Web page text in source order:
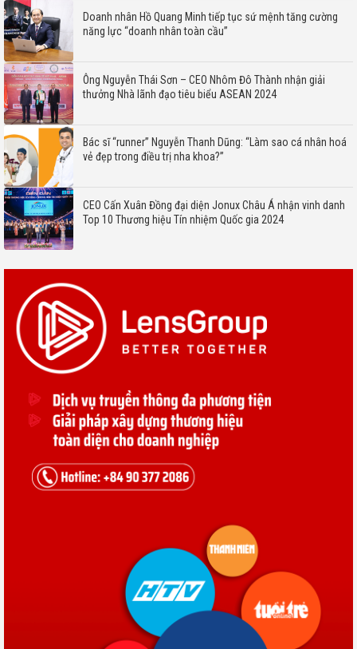
Doanh nhân Hồ Quang Minh tiếp tục sứ mệnh tăng cường
năng lực “doanh nhân toàn cầu”
Ông Nguyễn Thái Sơn – CEO Nhôm Đô Thành nhận giải
thưởng Nhà lãnh đạo tiêu biểu ASEAN 2024
Bác sĩ “runner” Nguyễn Thanh Dũng: “Làm sao cá nhân hoá
vẻ đẹp trong điều trị nha khoa?”
CEO Cấn Xuân Đồng đại diện Jonux Châu Á nhận vinh danh
Top 10 Thương hiệu Tín nhiệm Quốc gia 2024